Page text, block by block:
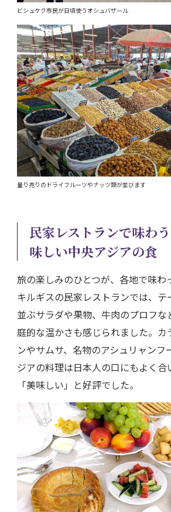
ビシュケク市民が日頃使うオシュバザール
量り売りのドライフルーツやナッツ類が並びます
民家レストランで味わ
味しい中央アジアの食
旅の楽しみのひとつが、各地で味わ
キルギスの民家レストランでは、テ
並ぶサラダや果物、牛肉のプロフな
庭的な温かさも感じられました。カ
ンやサムサ、名物のアシュリャンフ
ジアの料理は日本人の口にもよく合
「美味しい」と好評でした。